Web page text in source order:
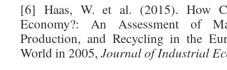
[6] Haas, W. et al. (2015). How
Economy?: An Assessment of
Production, and Recycling in the
World in 2005, Journal of Industrial